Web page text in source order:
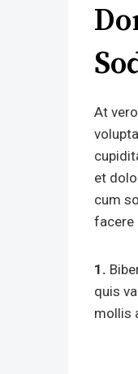
At
et
cum
facere
1.
quis
mollis